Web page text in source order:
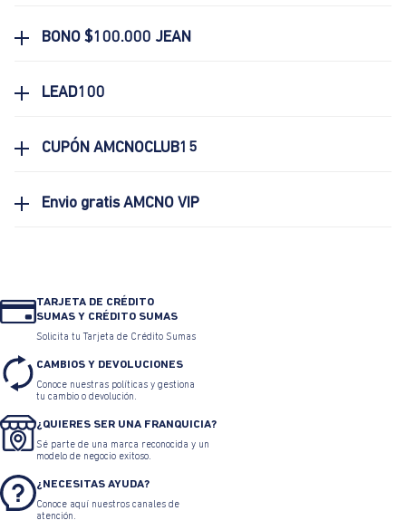
BONO $100.000 JEAN
LEAD100
CUPÓN AMCNOCLUB15
Envio gratis AMCNO VIP
TARJETA DE CRÉDITO
SUMAS Y CRÉDITO SUMAS
Solicita tu Tarjeta de Crédito Sumas
CAMBIOS Y DEVOLUCIONES
Conoce nuestras políticas y gestiona
tu cambio o devolución.
¿QUIERES SER UNA FRANQUICIA?
Sé parte de una marca reconocida y un
modelo de negocio exitoso.
¿NECESITAS AYUDA?
Conoce aquí nuestros canales de
atención.